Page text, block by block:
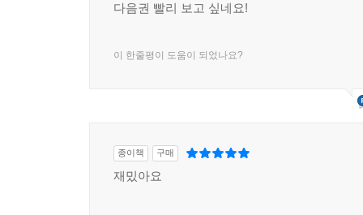
다음권 빨리 보고 싶네요!
이 한줄평이 도움이 되었나요?
종이책 구매
재밌아요